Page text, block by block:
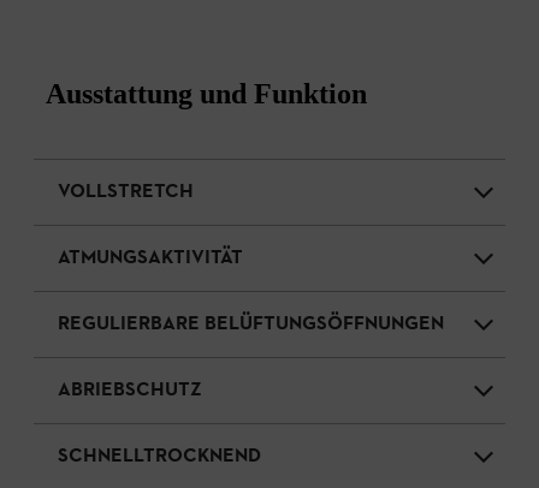
Ausstattung und Funktion
VOLLSTRETCH
ATMUNGSAKTIVITÄT
REGULIERBARE BELÜFTUNGSÖFFNUNGEN
ABRIEBSCHUTZ
SCHNELLTROCKNEND